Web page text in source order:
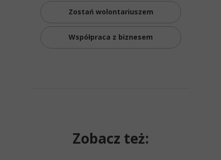
Zobacz też:
Współpraca z biznesem
Zostań wolontariuszem